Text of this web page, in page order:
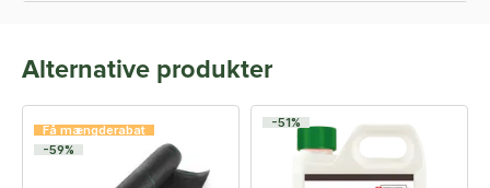
Alternative produkter
Få mængderabat
-59%
-51%